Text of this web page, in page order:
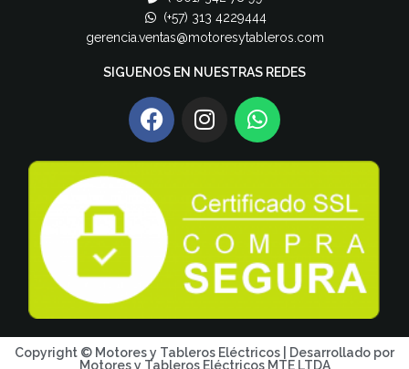
(+57) 313 4229444
gerencia.ventas@motoresytableros.com
SIGUENOS EN NUESTRAS REDES
Copyright © Motores y Tableros Eléctricos | Desarrollado por
Motores y Tableros Eléctricos MTE LTDA